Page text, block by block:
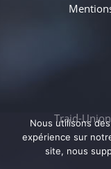
Traid-
Nous utilisons
expérience sur
site, nous